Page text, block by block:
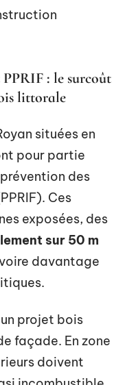
: le surcoût
littorale
situées en
pour partie
des
Ces
exposées, des
sur 50 m
davantage
projet bois
façade. En zone
doivent